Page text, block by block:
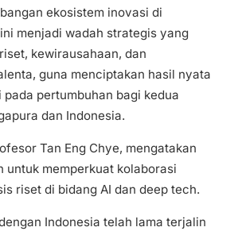
ekosistem inovasi di
menjadi wadah strategis yang
kewirausahaan, dan
guna menciptakan hasil nyata
pertumbuhan bagi kedua
dan Indonesia.
Tan Eng Chye, mengatakan
untuk memperkuat kolaborasi
riset di bidang AI dan deep tech.
Indonesia telah lama terjalin